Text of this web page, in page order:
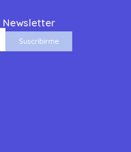
Newsletter
Suscribirme